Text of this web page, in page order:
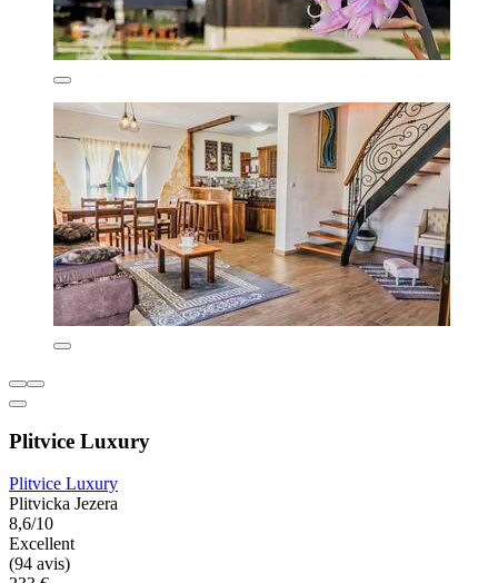
Plitvice Luxury
Plitvice Luxury
Plitvicka Jezera
8,6/10
Excellent
(94 avis)